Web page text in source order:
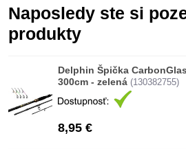
Naposledy ste si
produkty
Delphin Špička
300cm - zelená (130382755)
8,95 €